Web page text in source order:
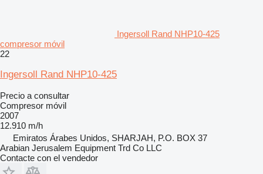
Ingersoll Rand NHP10-425
compresor móvil
22
Ingersoll Rand NHP10-425
Precio a consultar
Compresor móvil
2007
12.910 m/h
Emiratos Árabes Unidos, SHARJAH, P.O. BOX 37
Arabian Jerusalem Equipment Trd Co LLC
Contacte con el vendedor